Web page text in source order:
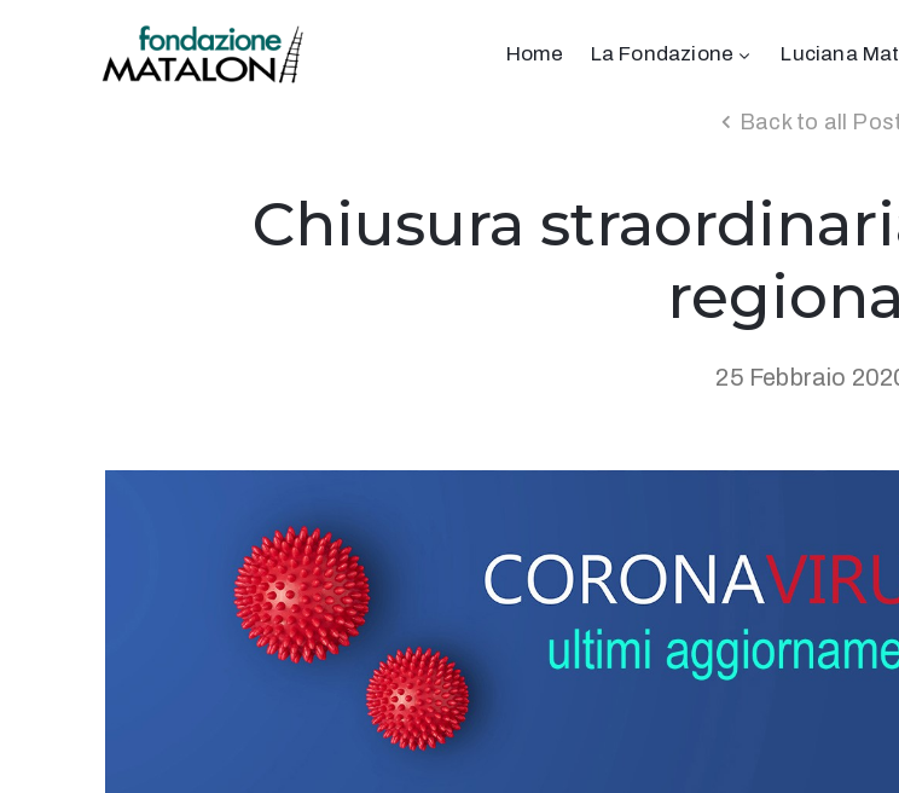
Home La Fondazione Luciana
Back to all
Chiusura
25 Febbraio